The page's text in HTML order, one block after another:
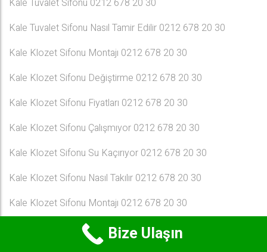
Kale Tuvalet Sifonu 0212 678 20 30
Kale Tuvalet Sifonu Nasıl Tamir Edilir 0212 678 20 30
Kale Klozet Sifonu Montajı 0212 678 20 30
Kale Klozet Sifonu Değiştirme 0212 678 20 30
Kale Klozet Sifonu Fiyatları 0212 678 20 30
Kale Klozet Sifonu Çalışmıyor 0212 678 20 30
Kale Klozet Sifonu Su Kaçırıyor 0212 678 20 30
Kale Klozet Sifonu Nasıl Takılır 0212 678 20 30
Kale Klozet Sifonu Montajı 0212 678 20 30
Kale Klozet Sifonu Değiştirme 0212 678 20 30
Bize Ulaşın